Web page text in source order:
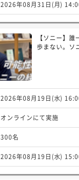
2026年08月31日(月)
【ソニー】誰
歩まない。ソ
2026年08月19日(水)
オンラインにて実施
300名
2026年08月19日(水)